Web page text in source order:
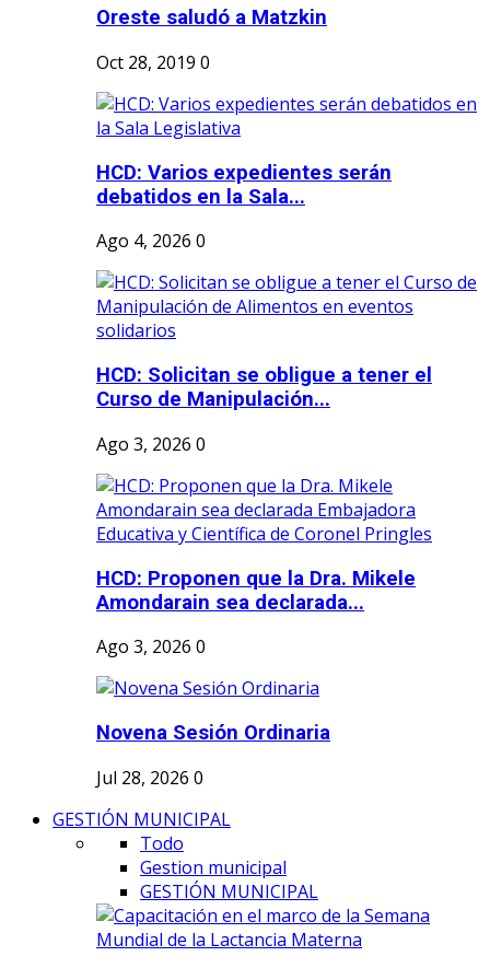
Oreste saludó a Matzkin
Oct 28, 2019 0
HCD: Varios expedientes serán
debatidos en la Sala...
Ago 4, 2026 0
HCD: Solicitan se obligue a tener el
Curso de Manipulación...
Ago 3, 2026 0
HCD: Proponen que la Dra. Mikele
Amondarain sea declarada...
Ago 3, 2026 0
Novena Sesión Ordinaria
Jul 28, 2026 0
GESTIÓN MUNICIPAL
Todo
Gestion municipal
GESTIÓN MUNICIPAL